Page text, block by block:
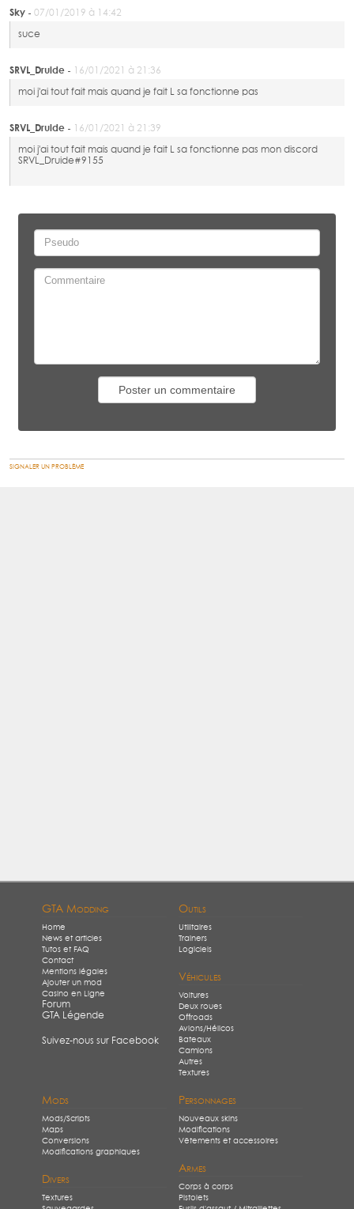
Sky - 07/01/2019 à 14:42
suce
SRVL_Druide - 16/01/2021 à 21:36
moi j'ai tout fait mais quand je fait L sa fonctionne pas
SRVL_Druide - 16/01/2021 à 21:39
moi j'ai tout fait mais quand je fait L sa fonctionne pas mon discord
SRVL_Druide#9155
SIGNALER UN PROBLÈME
GTA Modding
Home
News et articles
Tutos et FAQ
Contact
Mentions légales
Ajouter un mod
Casino en Ligne
Forum
GTA Légende
Suivez-nous sur Facebook
Outils
Utilitaires
Trainers
Logiciels
Véhicules
Voitures
Deux roues
Offroads
Avions/Hélicos
Bateaux
Camions
Autres
Textures
Mods
Mods/Scripts
Maps
Conversions
Modifications graphiques
Divers
Textures
Personnages
Nouveaux skins
Modifications
Vêtements et accessoires
Armes
Corps à corps
Pistolets